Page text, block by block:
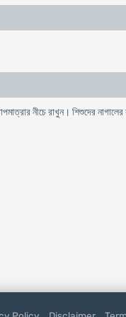
নীচে রাখুন। শিশুদের নাগালের